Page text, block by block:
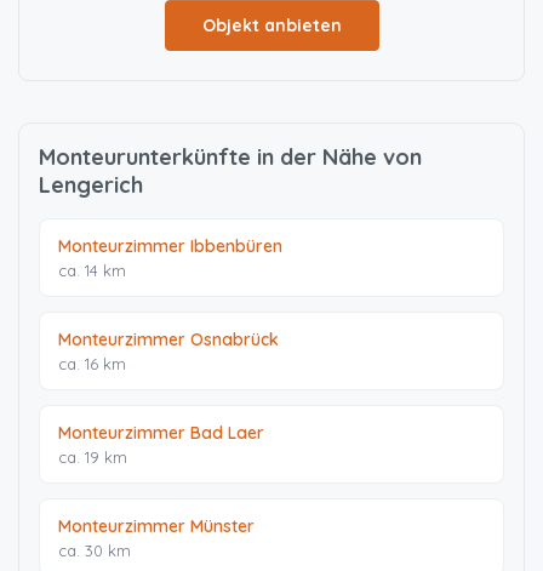
Objekt anbieten
Monteurunterkünfte in der Nähe von
Lengerich
Monteurzimmer Ibbenbüren
ca. 14 km
Monteurzimmer Osnabrück
ca. 16 km
Monteurzimmer Bad Laer
ca. 19 km
Monteurzimmer Münster
ca. 30 km